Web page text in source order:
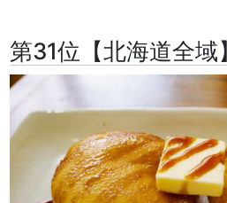
第31位【北海道全域